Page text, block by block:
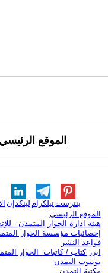
الموقع الرئيسي
لينكدإن تيلكرامبنترست
الموقع الرئيسي
هيئة ادارة الحوار المتمدن -
إحصائيات مؤسسة الحوار
قواعد النشر
ابرز كتاب / كاتبات الحوار
يوتيوب التمدن
مكتبة التمدن